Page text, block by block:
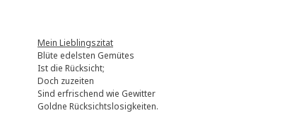
Mein Lieblingszitat
Blüte edelsten Gemütes
Ist die Rücksicht;
Doch zuzeiten
Sind erfrischend wie Gewitter
Goldne Rücksichtslosigkeiten.